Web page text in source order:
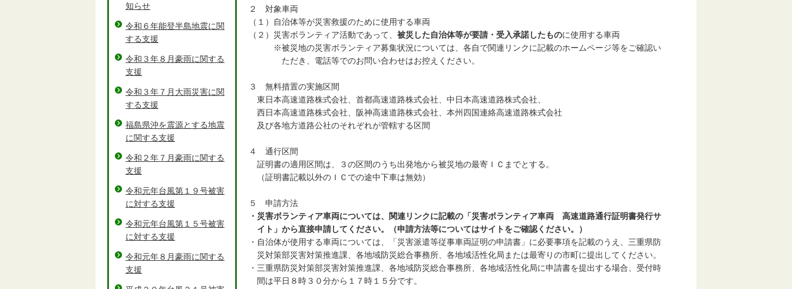
２ 対象車両
（１）自治体等が災害救援のために使用する車両
（２）災害ボランティア活動であって、 被災した自治体等が要請・受入承諾したものに使用する車両
※被災地の災害ボランティア募集状況については、各自で関連リンクに記載のホームページ等をご確認い
ただき、電話等でのお問い合わせはお控えください。
３ 無料措置の実施区間
東日本高速道路株式会社、首都高速道路株式会社、中日本高速道路株式会社、
西日本高速道路株式会社、阪神高速道路株式会社、本州四国連絡高速道路株式会社
及び各地方道路公社のそれぞれが管轄する区間
４ 通行区間
証明書の適用区間は、３の区間のうち出発地から被災地の最寄ＩＣまでとする。
（証明書記載以外のＩＣでの途中下車は無効）
５ 申請方法
・災害ボランティア車両については、関連リンクに記載の「災害ボランティア車両 高速道路通行証明書発行サ
イト」から直接申請してください。（申請方法等についてはサイトをご確認ください。）
・自治体が使用する車両については、「災害派遣等従事車両証明の申請書」に必要事項を記載のうえ、三重県防
災対策部災害対策推進課、各地域防災総合事務所、各地域活性化局または最寄りの市町に提出してください。
・三重県防災対策部災害対策推進課、各地域防災総合事務所、各地域活性化局に申請書を提出する場合、受付時
間は平日８時３０分から１７時１５分です。
知らせ
令和６年能登半島地震に関
する支援
令和３年８月豪雨に関する
支援
令和３年７月大雨災害に関
する支援
福島県沖を震源とする地震
に関する支援
令和２年７月豪雨に関する
支援
令和元年台風第１９号被害
に対する支援
令和元年台風第１５号被害
に対する支援
令和元年８月豪雨に関する
支援